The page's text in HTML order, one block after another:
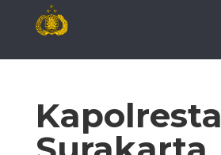
Kapolresta